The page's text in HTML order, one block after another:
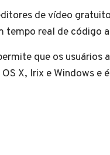
de vídeo
tempo real de código
que os usuários
X, Irix e Windows e